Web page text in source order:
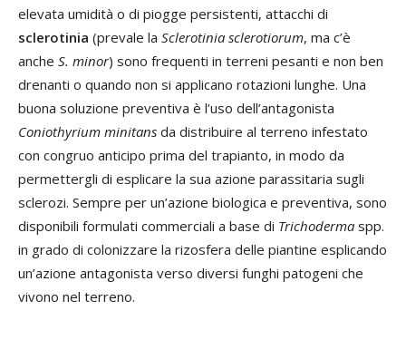
elevata umidità o di piogge persistenti, attacchi di
sclerotinia (prevale la Sclerotinia sclerotiorum, ma c’è
anche S. minor) sono frequenti in terreni pesanti e non ben
drenanti o quando non si applicano rotazioni lunghe. Una
buona soluzione preventiva è l’uso dell’antagonista
Coniothyrium minitans da distribuire al terreno infestato
con congruo anticipo prima del trapianto, in modo da
permettergli di esplicare la sua azione parassitaria sugli
sclerozi. Sempre per un’azione biologica e preventiva, sono
disponibili formulati commerciali a base di Trichoderma spp.
in grado di colonizzare la rizosfera delle piantine esplicando
un’azione antagonista verso diversi funghi patogeni che
vivono nel terreno.